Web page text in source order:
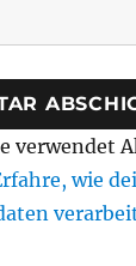
verwendet
wie